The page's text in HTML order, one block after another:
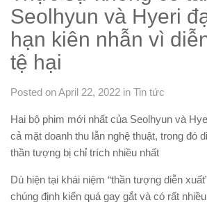
Seolhyun và Hyeri
hạn kiên nhẫn vì
tệ hại
Posted on April 22, 2022 in Tin tức
Hai bộ phim mới nhất của Seolhyun và
cả mặt doanh thu lẫn nghệ thuật, trong đó
thần tượng bị chỉ trích nhiều nhất
Dù hiện tại khái niệm “thần tượng diễn
chúng định kiến quá gay gắt và có rất